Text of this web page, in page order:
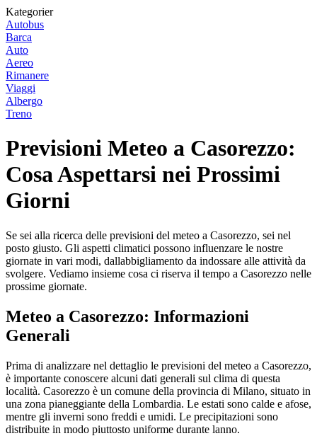
Kategorier
Autobus
Barca
Auto
Aereo
Rimanere
Viaggi
Albergo
Treno
Previsioni Meteo a Casorezzo:
Cosa Aspettarsi nei Prossimi
Giorni
Se sei alla ricerca delle previsioni del meteo a Casorezzo, sei nel
posto giusto. Gli aspetti climatici possono influenzare le nostre
giornate in vari modi, dallabbigliamento da indossare alle attività da
svolgere. Vediamo insieme cosa ci riserva il tempo a Casorezzo nelle
prossime giornate.
Meteo a Casorezzo: Informazioni
Generali
Prima di analizzare nel dettaglio le previsioni del meteo a Casorezzo,
è importante conoscere alcuni dati generali sul clima di questa
località. Casorezzo è un comune della provincia di Milano, situato in
una zona pianeggiante della Lombardia. Le estati sono calde e afose,
mentre gli inverni sono freddi e umidi. Le precipitazioni sono
distribuite in modo piuttosto uniforme durante lanno.